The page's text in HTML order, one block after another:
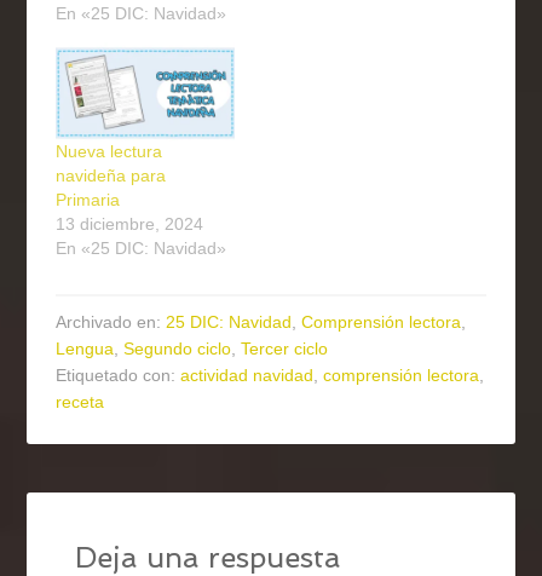
En «25 DIC: Navidad»
Nueva lectura
navideña para
Primaria
13 diciembre, 2024
En «25 DIC: Navidad»
Archivado en: 25 DIC: Navidad ,Comprensión lectora
Lengua ,Segundo ciclo ,Tercer ciclo
Etiquetado con:actividad navidad ,comprensión lectora
receta
Deja una respuesta